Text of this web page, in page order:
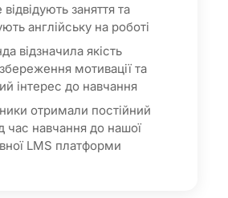
заняття та
англійську на роботі
відзначила якість
мотивації та
інтерес до навчання
отримали постійний
час навчання до нашої
LMS платформи